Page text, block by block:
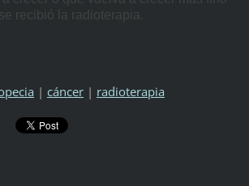
recibió la radioterapia.
| cáncer | radioterapia